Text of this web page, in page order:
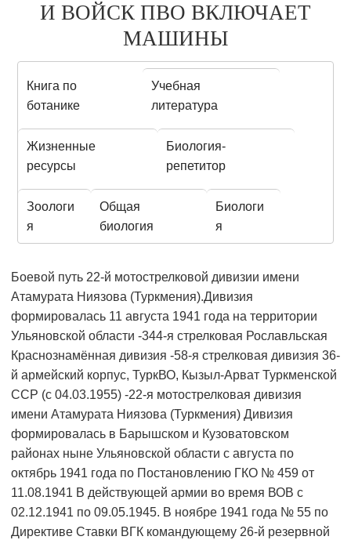
И ВОЙСК ПВО ВКЛЮЧАЕТ
МАШИНЫ
Книга по
ботанике
Учебная
литература
Жизненные
ресурсы
Биология-
репетитор
Зоологи
я
Общая
биология
Биологи
я
Боевой путь 22-й мотострелковой дивизии имени
Атамурата Ниязова (Туркмения).Дивизия
формировалась 11 августа 1941 года на территории
Ульяновской области -344-я стрелковая Рославльская
Краснознамённая дивизия -58-я стрелковая дивизия 36-
й армейский корпус, ТуркВО, Кызыл-Арват Туркменской
ССР (с 04.03.1955) -22-я мотострелковая дивизия
имени Атамурата Ниязова (Туркмения) Дивизия
формировалась в Барышском и Кузоватовском
районах ныне Ульяновской области с августа по
октябрь 1941 года по Постановлению ГКО № 459 от
11.08.1941 В действующей армии во время ВОВ с
02.12.1941 по 09.05.1945. В ноябре 1941 года № 55 по
Директиве Ставки ВГК командующему 26-й резервной